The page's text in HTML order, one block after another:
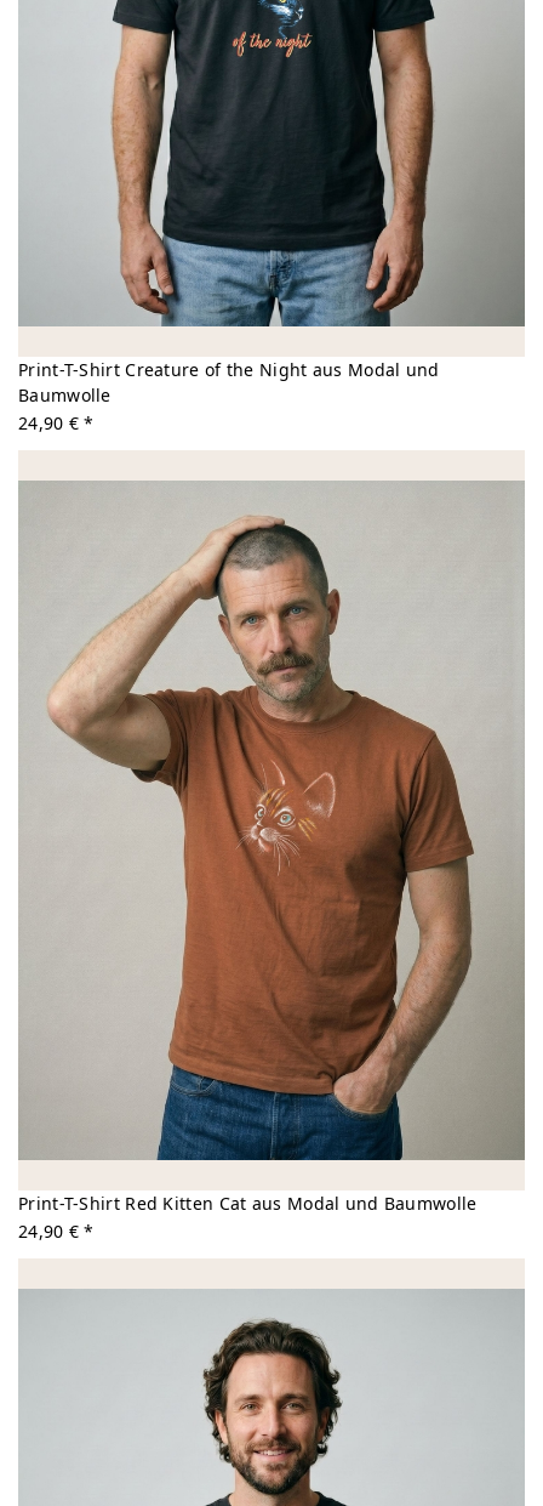
Print-T-Shirt Creature of the Night aus Modal und
Baumwolle
24,90 € *
Print-T-Shirt Red Kitten Cat aus Modal und Baumwolle
24,90 € *